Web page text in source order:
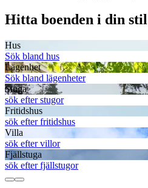
Hitta boenden i din stil
Hus
Sök bland hus
Lägenhet
Sök bland lägenheter
Stuga
sök efter stugor
Fritidshus
sök efter fritidshus
Villa
sök efter villor
Fjällstuga
sök efter fjällstugor